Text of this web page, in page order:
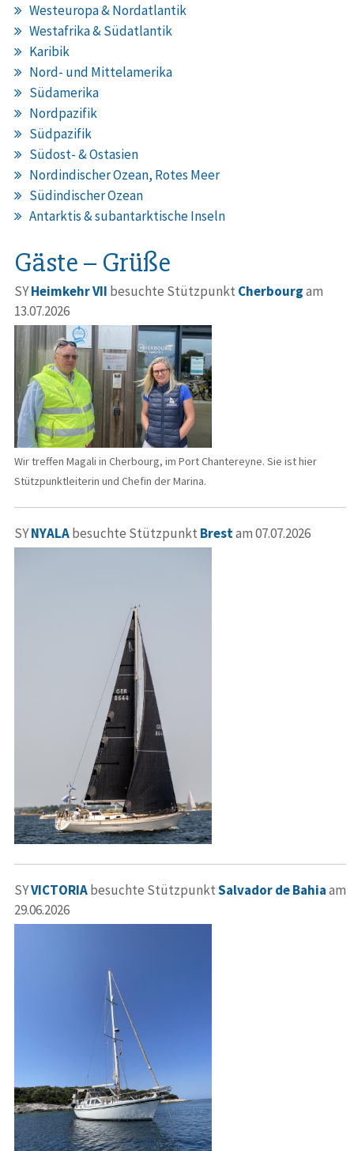
Westeuropa & Nordatlantik
Westafrika & Südatlantik
Karibik
Nord- und Mittelamerika
Südamerika
Nordpazifik
Südpazifik
Südost- & Ostasien
Nordindischer Ozean, Rotes Meer
Südindischer Ozean
Antarktis & subantarktische Inseln
Gäste – Grüße
SYHeimkehr VII besuchte Stützpunkt Cherbourgam
13.07.2026
Wir treffen Magali in Cherbourg, im Port Chantereyne. Sie ist hier
Stützpunktleiterin und Chefin der Marina.
SYNYALAbesuchte Stützpunkt Brestam 07.07.2026
SYVICTORIAbesuchte StützpunktSalvador de Bahiaam
29.06.2026